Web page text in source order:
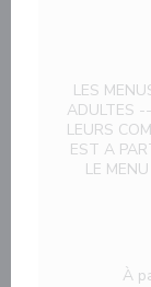
LES
ADULTES
LEURS
EST A
LE
À